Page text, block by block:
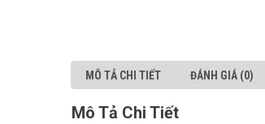
MÔ TẢ CHI TIẾT ĐÁNH GIÁ (0)
Mô Tả Chi Tiết